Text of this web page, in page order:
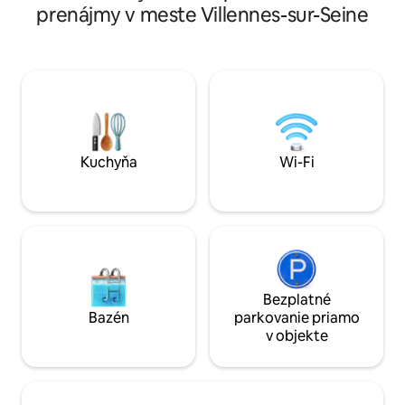
bezpečnej
Avenue des
odkaz Všetko
za 175 EUR je
šampanského a
prenájmy v meste Villennes-sur-Seine
Kuchyňa Wi-Fi
Bazén
Bezplatné
parkovanie priamo
v objekte